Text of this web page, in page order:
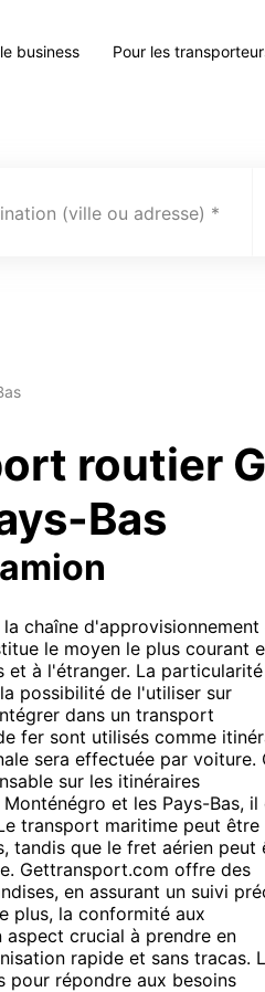
business Pour les
(ville ou adresse)
routier
Bas
chaîne d'approvisionnement
le moyen le plus courant
et à l'étranger. La
possibilité de l'utiliser sur
dans un transport
fer sont utilisés comme
sera effectuée par voiture.
sur les itinéraires
et les Pays-Bas, il
transport maritime peut être
tandis que le fret aérien peut
Gettransport.com offre des
en assurant un suivi
plus, la conformité aux
aspect crucial à prendre en
rapide et sans tracas.
répondre aux besoins